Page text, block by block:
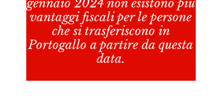
gennaio 2024 non esistono più
vantaggi fiscali per le persone
che si trasferiscono in
Portogallo a partire da questa
data.